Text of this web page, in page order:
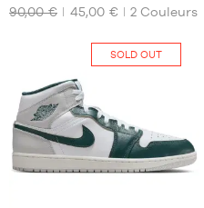
DISPONIBLES
90,00 €
45,00 € 2 Couleurs
SOLD OUT